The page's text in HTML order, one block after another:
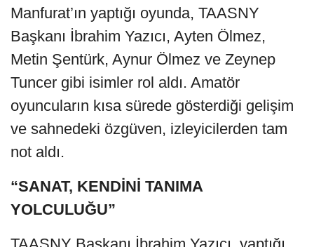
Manfurat’ın yaptığı oyunda, TAASNY
Başkanı İbrahim Yazıcı, Ayten Ölmez,
Metin Şentürk, Aynur Ölmez ve Zeynep
Tuncer gibi isimler rol aldı. Amatör
oyuncuların kısa sürede gösterdiği gelişim
ve sahnedeki özgüven, izleyicilerden tam
not aldı.
“SANAT, KENDİNİ TANIMA
YOLCULUĞU”